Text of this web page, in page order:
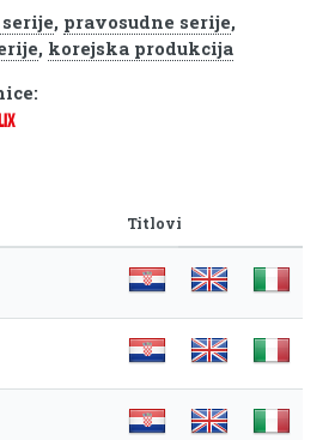
, pravosudne serije,
, korejska produkcija
Titlovi